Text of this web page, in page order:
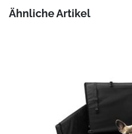
Ähnliche Artikel